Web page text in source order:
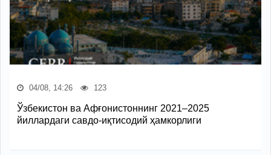
04/08, 14:26 123
Ўзбекистон ва Афғонистоннинг 2021–2025
йиллардаги савдо-иқтисодий ҳамкорлиги